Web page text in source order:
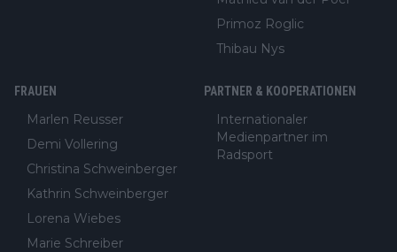
Primoz Roglic
Thibau Nys
FRAUEN
Marlen Reusser
Demi Vollering
Christina Schweinberger
Kathrin Schweinberger
Lorena Wiebes
Marie Schreiber
PARTNER & KOOPERATIONEN
Internationaler
Medienpartner im
Radsport